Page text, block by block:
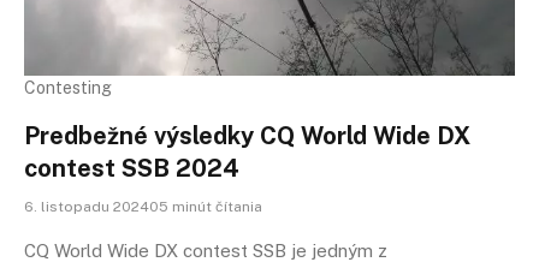
Contesting
Predbežné výsledky CQ World Wide DX
contest SSB 2024
6. listopadu 202405 minút čítania
CQ World Wide DX contest SSB je jedným z